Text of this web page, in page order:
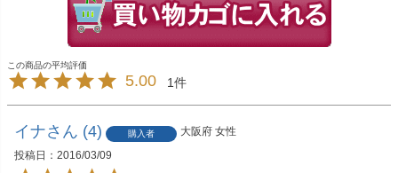
5.00 1
イナ 4 購入者 大阪府 女性
投稿日
2016/03/09